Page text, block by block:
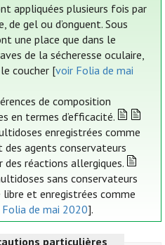
appliquées plusieurs fois par
gel ou d’onguent. Sous
une place que dans le
de la sécheresse oculaire,
coucher [voir Folia de mai
de composition
en termes d’efficacité.
enregistrées comme
agents conservateurs
réactions allergiques.
sans conservateurs
et enregistrées comme
de mai 2020].
particulières